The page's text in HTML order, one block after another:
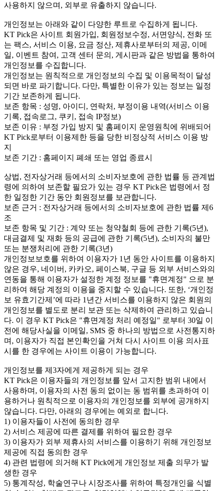
사용하지 않으며, 외부로 유출하지 않습니다.
개인정보는 아래와 같이 다양한 루트로 수집하게 됩니다.
KT Pick은 사이트 회원가입, 회원정보수정, 서면양식, 전화 또
는 팩스, 서비스 이용, 요금 정산, 제휴사로부터의 제공, 이메
일, 이벤트 참여, 고객 센터 문의, 게시판과 같은 방법을 통하여
개인정보를 수집합니다.
개인정보는 원칙적으로 개인정보의 수집 및 이용목적이 달성
되면 바로 파기합니다. 다만, 특별한 이유가 있는 정보는 일정
기간 보존하게 됩니다.
보존 항목 : 성명, 아이디, 연락처, 부정이용 내역(서비스 이용
기록, 접속로그, 쿠키, 접속 IP정보)
보존 이유 : 부정 가입 방지 및 홈페이지 운영원칙에 위배되어
KT Pick로부터 이용제한 등을 당한 비정상적 서비스 이용 방
지
보존 기간 : 홈페이지 폐쇄 또는 영업 종료시
상법, 전자상거래 등에서의 소비자보호에 관한 법률 등 관계법
령에 의하여 보존할 필요가 있는 경우 KT Pick은 법령에서 정
한 일정한 기간 동안 회원정보를 보관합니다.
보존 근거 : 전자상거래 등에서의 소비자보호에 관한 법률 제6
조
보존 항목 및 기간 : 계약 또는 청약철회 등에 관한 기록(5년),
대금결제 및 재화 등의 공급에 관한 기록(5년), 소비자의 불만
또는 분쟁처리에 관한 기록(3년)
개인정보보호를 위하여 이용자가 1년 동안 사이트를 이용하지
않은 경우, 네이버, 카카오, 페이스북, 구글 등 외부 서비스와의
연동을 통해 이용자가 설정한 계정 정보를 "휴면계정" 으로 분
리하여 해당 계정의 이용을 중지할 수 있습니다. 또한, ‘개인정
보 유효기간제’에 따라 1년간 서비스를 이용하지 않은 회원의
개인정보를 별도로 분리 보관 또는 삭제하여 관리하고 있습니
다. 이 경우 KT Pick은 "휴면계정 처리 예정일" 로부터 30일 이
전에 해당사실을 이메일, SMS 중 하나의 방법으로 사전통지하
며, 이용자가 직접 본인확인을 거쳐 다시 사이트 이용 의사표
시를 한 경우에는 사이트 이용이 가능합니다.
개인정보를 제3자에게 제공하게 되는 경우
KT Pick은 이용자들의 개인정보를 앞서 고지한 범위 내에서
사용하며, 이용자의 사전 동의 없이는 동 범위를 초과하여 이
용하거나 원칙적으로 이용자의 개인정보를 외부에 공개하지
않습니다. 다만, 아래의 경우에는 예외로 합니다.
1) 이용자들이 사전에 동의한 경우
2) 서비스 제공에 따른 결제를 위하여 필요한 경우
3) 이용자가 외부 제휴사의 서비스를 이용하기 위해 개인정보
제공에 직접 동의한 경우
4) 관련 법령에 의거해 KT Pick에게 개인정보 제출 의무가 발
생한 경우
5) 통계작성, 학술연구나 시장조사를 위하여 특정개인을 식별